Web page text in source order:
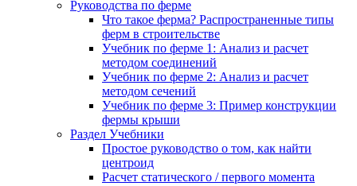
Руководства по ферме
Что такое ферма? Распространенные типы
ферм в строительстве
Учебник по ферме 1: Анализ и расчет
методом соединений
Учебник по ферме 2: Анализ и расчет
методом сечений
Учебник по ферме 3: Пример конструкции
фермы крыши
Раздел Учебники
Простое руководство о том, как найти
центроид
Расчет статического / первого момента